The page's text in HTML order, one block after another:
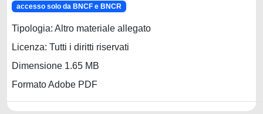
accesso solo da BNCF e BNCR
Tipologia: Altro materiale allegato
Licenza: Tutti i diritti riservati
Dimensione 1.65 MB
Formato Adobe PDF